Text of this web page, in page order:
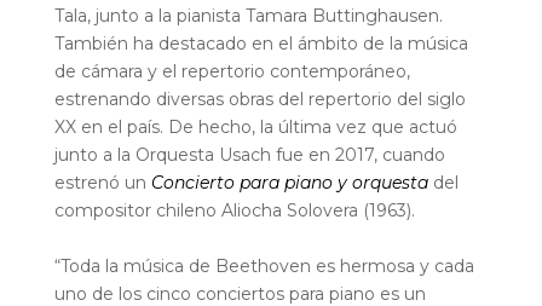
Tala, junto a la pianista Tamara Buttinghausen.
También ha destacado en el ámbito de la música
de cámara y el repertorio contemporáneo,
estrenando diversas obras del repertorio del siglo
XX en el país. De hecho, la última vez que actuó
junto a la Orquesta Usach fue en 2017, cuando
estrenó un Concierto para piano y orquestadel
compositor chileno Aliocha Solovera (1963).
“Toda la música de Beethoven es hermosa y cada
uno de los cinco conciertos para piano es un